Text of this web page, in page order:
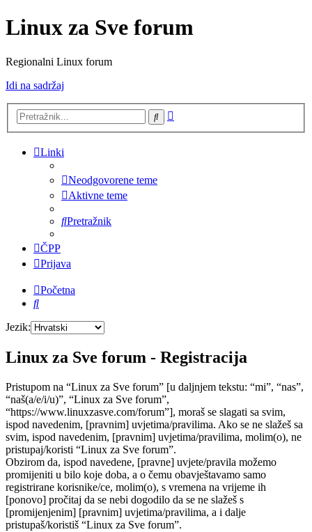
Linux za Sve forum
Regionalni Linux forum
Idi na sadržaj
Pretražnik
Linki
Neodgovorene teme
Aktivne teme
Pretražnik
ČPP
Prijava
Početna
Pretražnik
Jezik:
Linux za Sve forum - Registracija
Pristupom na “Linux za Sve forum” [u daljnjem tekstu: “mi”, “nas”,
“naš(a/e/i/u)”, “Linux za Sve forum”,
“https://www.linuxzasve.com/forum”], moraš se slagati sa svim,
ispod navedenim, [pravnim] uvjetima/pravilima. Ako se ne slažeš sa
svim, ispod navedenim, [pravnim] uvjetima/pravilima, molim(o), ne
pristupaj/koristi “Linux za Sve forum”.
Obzirom da, ispod navedene, [pravne] uvjete/pravila možemo
promijeniti u bilo koje doba, a o čemu obavještavamo samo
registrirane korisnike/ce, molim(o), s vremena na vrijeme ih
[ponovo] pročitaj da se nebi dogodilo da se ne slažeš s
[promijenjenim] [pravnim] uvjetima/pravilima, a i dalje
pristupaš/koristiš “Linux za Sve forum”.